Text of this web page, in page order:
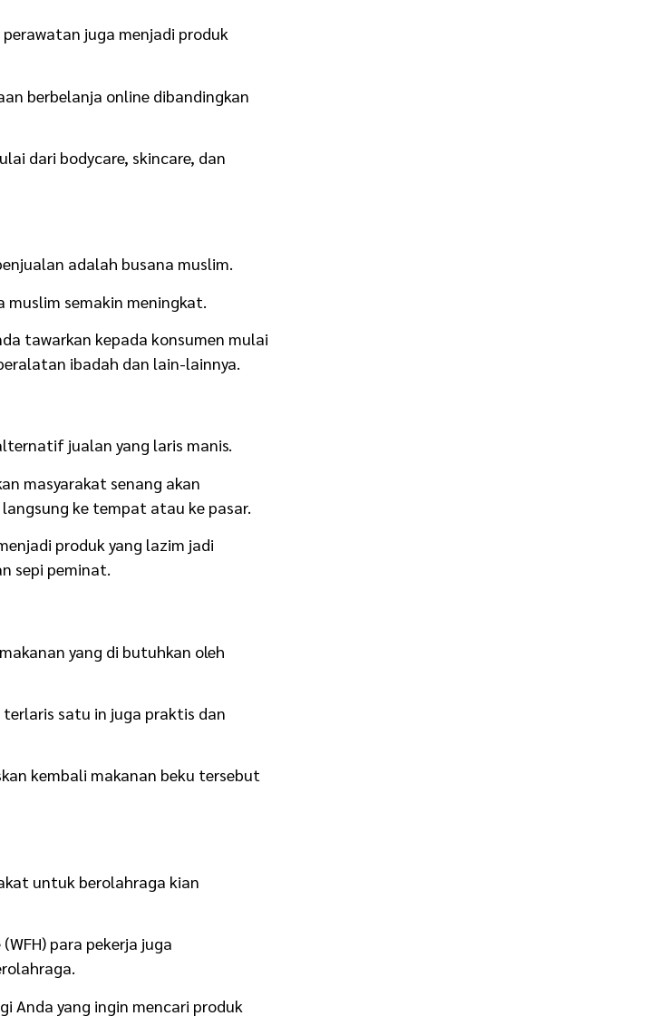
juga menjadi produk
berbelanja online dibandingkan
dari bodycare, skincare, dan
adalah busana muslim.
muslim semakin meningkat.
tawarkan kepada konsumen mulai
ibadah dan lain-lainnya.
jualan yang laris manis.
masyarakat senang akan
ke tempat atau ke pasar.
produk yang lazim jadi
sepi peminat.
yang di butuhkan oleh
terlaris satu in juga praktis dan
kembali makanan beku tersebut
untuk berolahraga kian
para pekerja juga
Anda yang ingin mencari produk